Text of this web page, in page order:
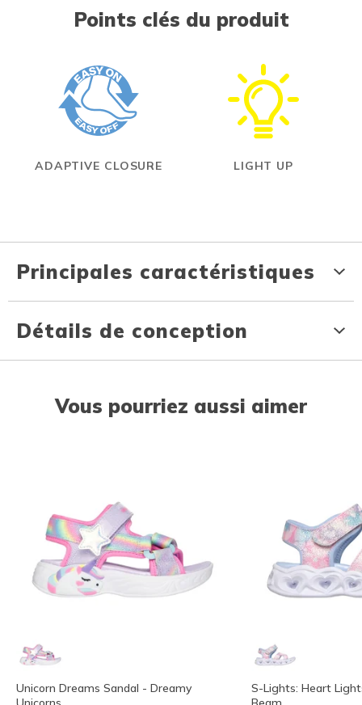
Points clés du produit
ADAPTIVE CLOSURE LIGHT UP
Principales caractéristiques
Détails de conception
Vous pourriez aussi aimer
Unicorn Dreams Sandal - Dreamy
S-Lights: Heart